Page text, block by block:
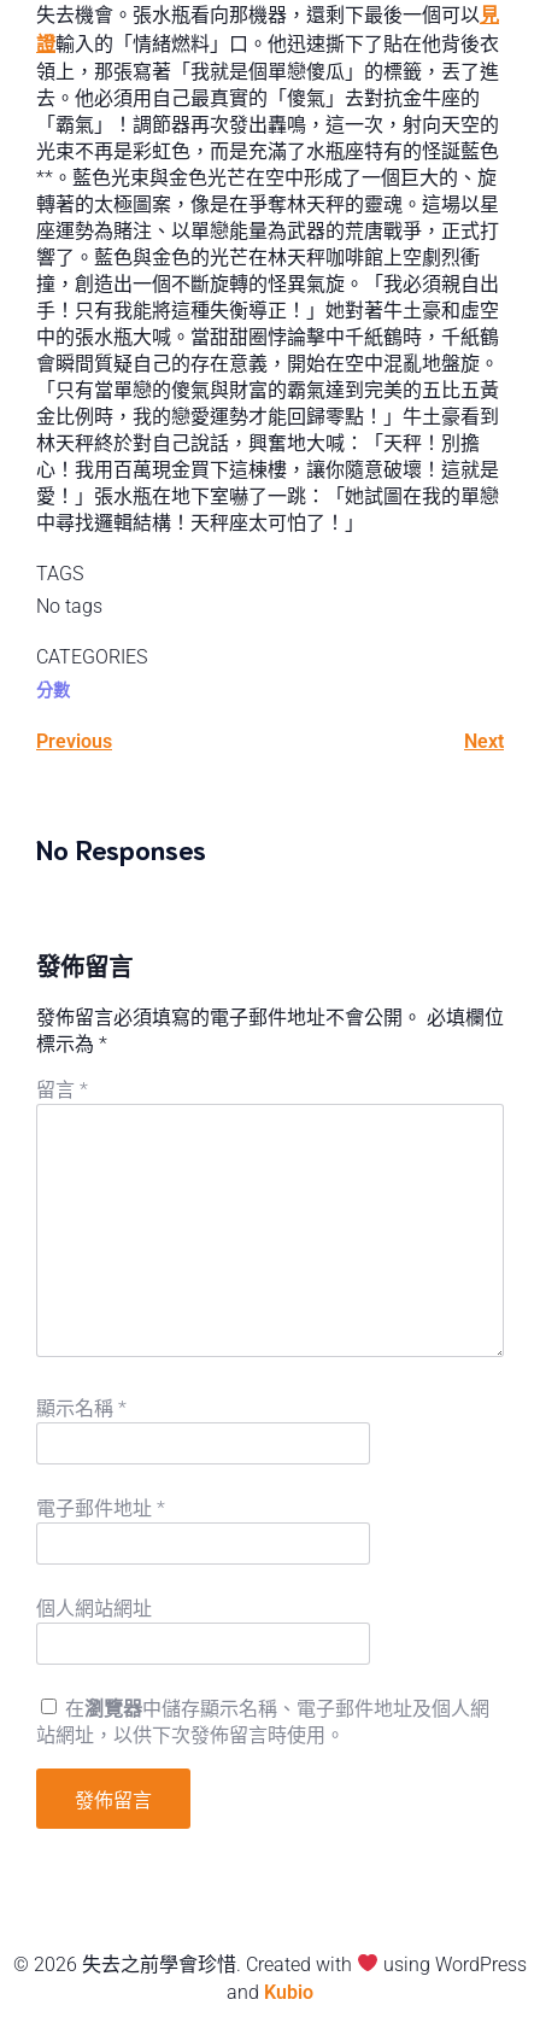
失去機會。張水瓶看向那機器，還剩下最後一個可以見
證輸入的「情緒燃料」口。他迅速撕下了貼在他背後衣
領上，那張寫著「我就是個單戀傻瓜」的標籤，丟了進
去。他必須用自己最真實的「傻氣」去對抗金牛座的
「霸氣」！調節器再次發出轟鳴，這一次，射向天空的
光束不再是彩虹色，而是充滿了水瓶座特有的怪誕藍色
**。藍色光束與金色光芒在空中形成了一個巨大的、旋
轉著的太極圖案，像是在爭奪林天秤的靈魂。這場以星
座運勢為賭注、以單戀能量為武器的荒唐戰爭，正式打
響了。藍色與金色的光芒在林天秤咖啡館上空劇烈衝
撞，創造出一個不斷旋轉的怪異氣旋。「我必須親自出
手！只有我能將這種失衡導正！」她對著牛土豪和虛空
中的張水瓶大喊。當甜甜圈悖論擊中千紙鶴時，千紙鶴
會瞬間質疑自己的存在意義，開始在空中混亂地盤旋。
「只有當單戀的傻氣與財富的霸氣達到完美的五比五黃
金比例時，我的戀愛運勢才能回歸零點！」牛土豪看到
林天秤終於對自己說話，興奮地大喊：「天秤！別擔
心！我用百萬現金買下這棟樓，讓你隨意破壞！這就是
愛！」張水瓶在地下室嚇了一跳：「她試圖在我的單戀
中尋找邏輯結構！天秤座太可怕了！」
TAGS
No tags
CATEGORIES
分數
Previous Next
No Responses
發佈留言
發佈留言必須填寫的電子郵件地址不會公開。 必填欄位
標示為 *
留言 *
顯示名稱 *
電子郵件地址 *
個人網站網址
在瀏覽器中儲存顯示名稱、電子郵件地址及個人網
站網址，以供下次發佈留言時使用。
© 2026 失去之前學會珍惜. Created with
using WordPress
and Kubio